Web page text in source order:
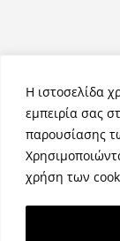
Η ιστοσελίδα
εμπειρία σας
παρουσίασης
χρήση των
Πνευματικά
Θέμα: